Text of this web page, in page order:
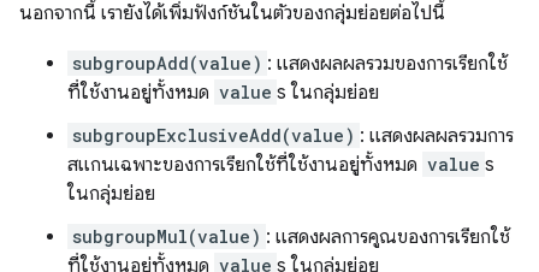
นอกจากนี้ เรายังได้เพิ่มฟังก์ชันในตัวของกลุ่มย่อยต่อไปนี้
subgroupAdd(value) : แสดงผลผลรวมของการเรียกใช้
ที่ใช้งานอยู่ทั้งหมด value s ในกลุ่มย่อย
subgroupExclusiveAdd(value) : แสดงผลผลรวมการ
สแกนเฉพาะของการเรียกใช้ที่ใช้งานอยู่ทั้งหมด value s
ในกลุ่มย่อย
subgroupMul(value) : แสดงผลการคูณของการเรียกใช้
ที่ใช้งานอยู่ทั้งหมด value s ในกลุ่มย่อย